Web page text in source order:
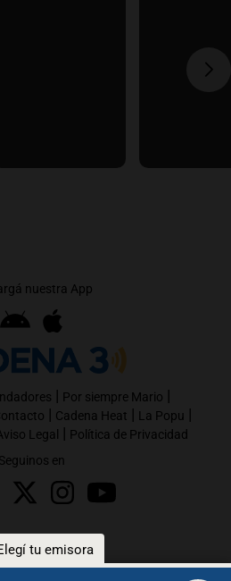
tu emisora
nuestra App
| Por siempre Mario |
| Cadena Heat | La Popu |
Legal | Política de Privacidad
Seguinos en